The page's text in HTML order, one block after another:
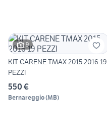
9
KIT CARENE TMAX 2015 2016 19
PEZZI
550 €
Bernareggio(MB)